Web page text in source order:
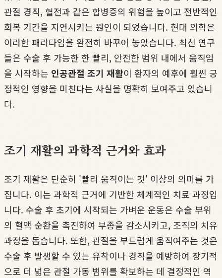
관절 경직, 혈전과 같은 합병증의 위험을 높이고 전반적인
회복 기간을 지연시키는 원인이 되었습니다. 현대 의학은
이러한 패러다임을 완전히 바꾸어 놓았습니다. 최신 연구
들은 수술 후 가능한 한 빨리, 안전한 범위 내에서 움직임
을 시작하는 인공관절 조기 재활이 환자의 예후에 훨씬 긍
정적인 영향을 미친다는 사실을 명확히 보여주고 있습니
다.
조기 재활의 과학적 근거와 효과
조기 재활은 단순히 '빨리 움직이는 것' 이상의 의미를 가
집니다. 이는 과학적 근거에 기반한 체계적인 치료 과정입
니다. 수술 후 초기에 시작되는 가벼운 운동은 수술 부위
의 혈액 순환을 촉진하여 부종을 감소시키고, 조직의 치유
과정을 돕습니다. 또한, 관절을 부드럽게 움직여주는 것은
수술 후 발생할 수 있는 유착이나 경직을 예방하여 장기적
으로 더 넓은 관절 가동 범위를 확보하는 데 결정적인 역